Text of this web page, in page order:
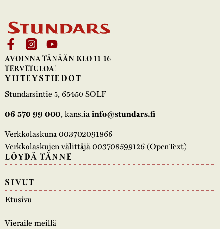
AVOINNA TÄNÄÄN KLO 11-16
TERVETULOA!
YHTEYSTIEDOT
Stundarsintie 5, 65450 SOLF
06 570 99 000, kansliainfo@stundars.fi
Verkkolaskuna 003702091866
Verkkolaskujen välittäjä 003708599126 (OpenText)
LÖYDÄ TÄNNE
SIVUT
Etusivu
Vieraile meillä